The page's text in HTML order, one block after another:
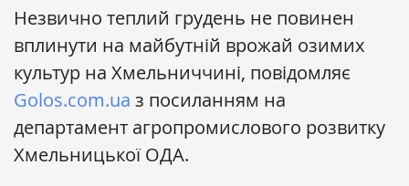
Незвично теплий грудень не повинен
вплинути на майбутній врожай озимих
культур на Хмельниччині, повідомляє
Golos.com.ua з посиланням на
департамент агропромислового розвитку
Хмельницької ОДА.